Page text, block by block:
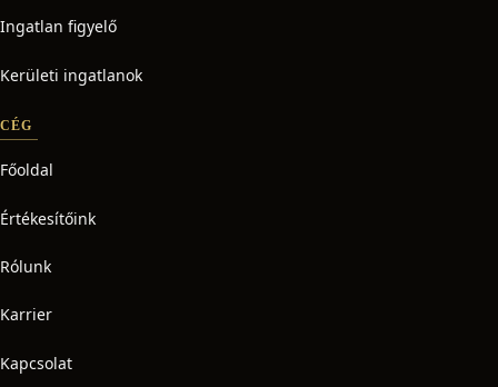
Ingatlan figyelő
Kerületi ingatlanok
CÉG
Főoldal
Értékesítőink
Rólunk
Karrier
Kapcsolat